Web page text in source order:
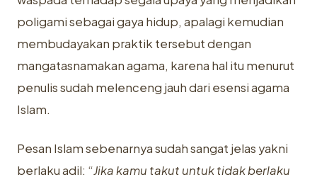
poligami sebagai gaya hidup, apalagi kemudian
membudayakan praktik tersebut dengan
mangatasnamakan agama, karena hal itu menurut
penulis sudah melenceng jauh dari esensi agama
Islam.
Pesan Islam sebenarnya sudah sangat jelas yakni
berlaku adil: “Jika kamu takut untuk tidak berlaku